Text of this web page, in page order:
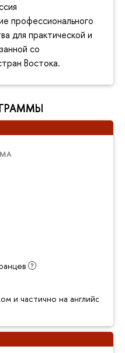
профессионального
для практической и
со
Востока.
и частично на английском